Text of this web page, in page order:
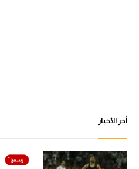
أخر الأخبار